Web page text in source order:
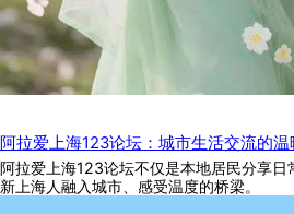
阿拉爱上海123论坛：城市生活交流的温
阿拉爱上海123论坛不仅是本地居民分享日
新上海人融入城市、感受温度的桥梁。